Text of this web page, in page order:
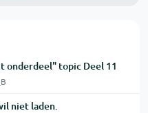
onderdeel" topic Deel 11
niet laden.